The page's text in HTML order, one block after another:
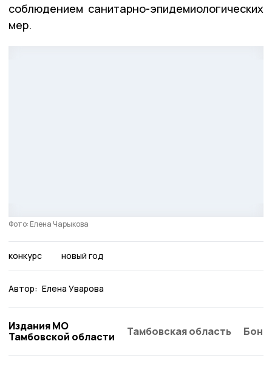
соблюдением санитарно-эпидемиологических
мер.
Фото: Елена Чарыкова
конкурс новый год
Автор: Елена Уварова
Издания МО
Тамбовской области
Тамбовская область